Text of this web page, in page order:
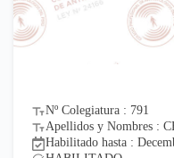
Nº Colegiatura : 791
Apellidos y Nombres :
Habilitado hasta :